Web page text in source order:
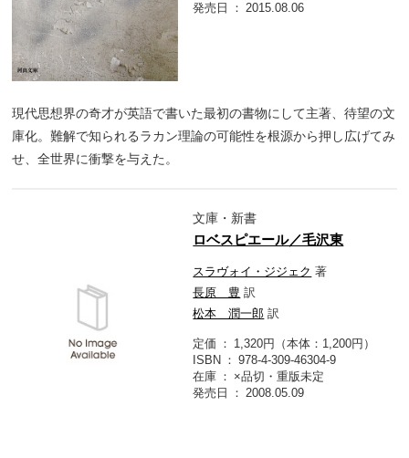
発売日
2015.08.06
現代思想界の奇才が英語で書いた最初の書物にして主著、待望の文
庫化。難解で知られるラカン理論の可能性を根源から押し広げてみ
せ、全世界に衝撃を与えた。
文庫・新書
ロベスピエール／毛沢東
スラヴォイ・ジジェク 著
長原 豊 訳
松本 潤一郎 訳
定価
1,320円（本体：1,200円）
ISBN
978-4-309-46304-9
在庫
×品切・重版未定
発売日
2008.05.09